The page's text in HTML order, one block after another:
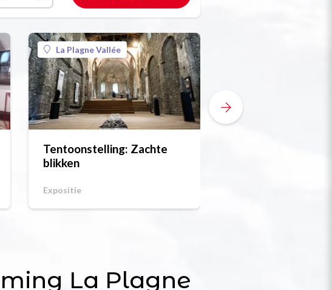
La Plagne Vallée
Tentoonstelling: Zachte
blikken
Expositie
La Plagne